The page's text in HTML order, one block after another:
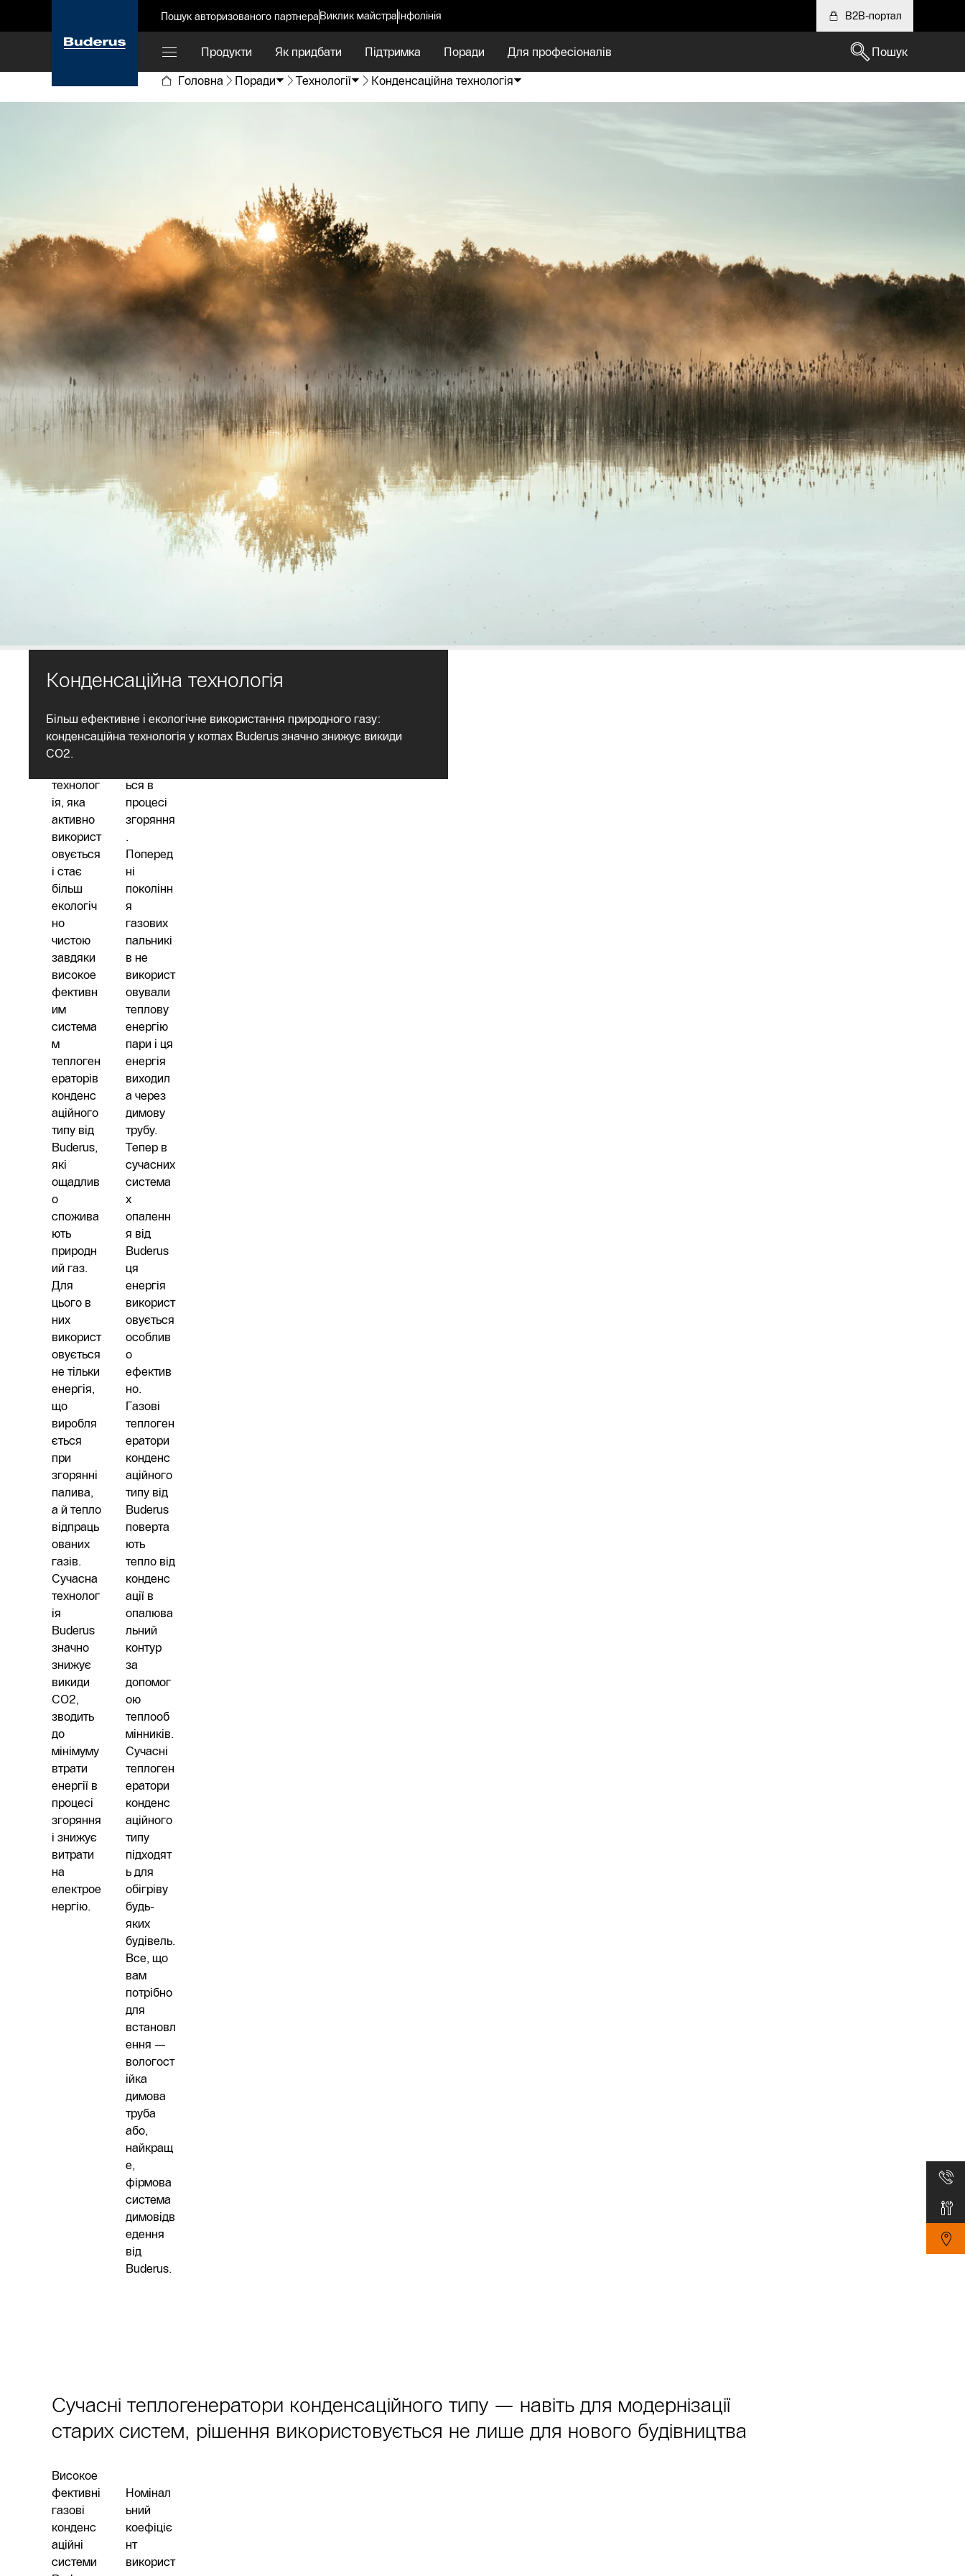
Пошук авторизованого партнераВиклик майстраІнфолінія B2B-портал
Продукти Як придбати Підтримка Поради Для професіоналів
Пошук
Головна
Поради Технології Конденсаційна технологія
Конденсаційна технологія
Більш ефективне і екологічне використання природного газу:
конденсаційна технологія у котлах Buderus значно знижує викиди
CO2.
Обігрів
природн
им газом
технолог
ія, яка
активно
використ
овується
і стає
більш
екологіч
но
чистою
завдяки
високое
фективн
им
система
м
теплоген
ераторів
конденс
аційного
типу від
Buderus,
які
ощадлив
о
спожива
ють
природн
ий газ.
Для
цього в
них
використ
овується
не тільки
енергія,
що
виробля
ється
при
згорянні
палива,
а й тепло
відпраць
ованих
газів.
Сучасна
технолог
ія
Buderus
значно
знижує
викиди
CO2,
зводить
до
мінімуму
втрати
енергії в
процесі
згоряння
і знижує
витрати
на
електрое
нергію.
Водяна
ься в
процесі
згоряння
.
Поперед
ні
поколінн
я
газових
пальникі
в не
використ
овували
теплову
енергію
пари і ця
енергія
виходил
а через
димову
трубу.
Тепер в
сучасних
система
х
опаленн
я від
Buderus
ця
енергія
використ
овується
особлив
о
ефектив
но.
Газові
теплоген
ератори
конденс
аційного
типу від
Buderus
поверта
ють
тепло від
конденс
ації в
опалюва
льний
контур
за
допомог
ою
теплооб
мінників.
Сучасні
теплоген
ератори
конденс
аційного
типу
підходят
ь для
обігріву
будь-
яких
будівель.
Все, що
вам
потрібно
для
встановл
ення —
вологост
ійка
димова
труба
або,
найкращ
е,
фірмова
система
димовідв
едення
від
Buderus.
Сучасні теплогенератори конденсаційного типу — навіть для модернізації
старих систем, рішення використовується не лише для нового будівництва
Високое
фективні
газові
конденс
аційні
системи
Номінал
ьний
коефіціє
нт
використ